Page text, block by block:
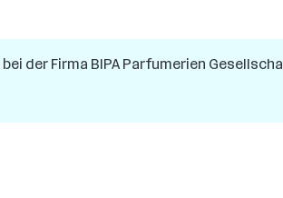
bei der Firma BIPA Parfumerien